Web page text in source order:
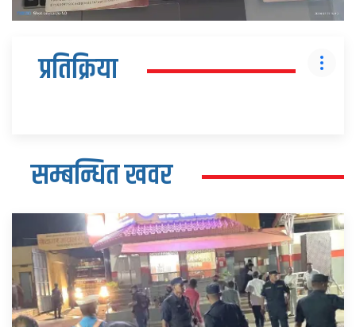
प्रतिक्रिया
सम्बन्धित खवर